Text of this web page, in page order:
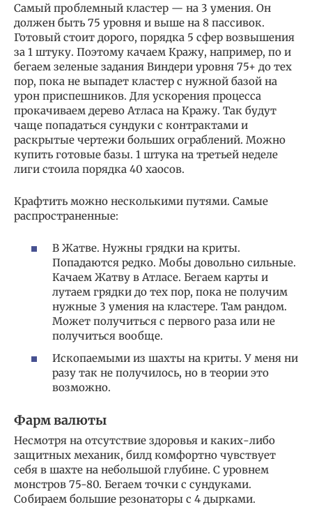
Самый проблемный кластер — на 3 умения. Он
должен быть 75 уровня и выше на 8 пассивок.
Готовый стоит дорого, порядка 5 сфер возвышения
за 1 штуку. Поэтому качаем Кражу, например, по и
бегаем зеленые задания Виндери уровня 75+ до тех
пор, пока не выпадет кластер с нужной базой на
урон приспешников. Для ускорения процесса
прокачиваем дерево Атласа на Кражу. Так будут
чаще попадаться сундуки с контрактами и
раскрытые чертежи больших ограблений. Можно
купить готовые базы. 1 штука на третьей неделе
лиги стоила порядка 40 хаосов.
Крафтить можно несколькими путями. Самые
распространенные:
В Жатве. Нужны грядки на криты.
Попадаются редко. Мобы довольно сильные.
Качаем Жатву в Атласе. Бегаем карты и
лутаем грядки до тех пор, пока не получим
нужные 3 умения на кластере. Там рандом.
Может получиться с первого раза или не
получиться вообще.
Ископаемыми из шахты на криты. У меня ни
разу так не получилось, но в теории это
возможно.
Фарм валюты
Несмотря на отсутствие здоровья и каких-либо
защитных механик, билд комфортно чувствует
себя в шахте на небольшой глубине. С уровнем
монстров 75-80. Бегаем точки с сундуками.
Собираем большие резонаторы с 4 дырками.